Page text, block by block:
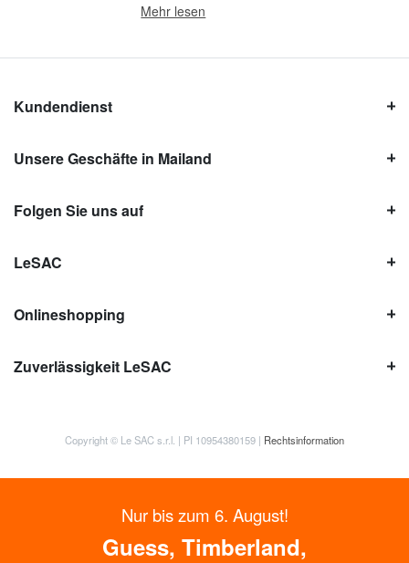
Mehr lesen
Kundendienst
Unsere Geschäfte in Mailand
Folgen Sie uns auf
LeSAC
Onlineshopping
Zuverlässigkeit LeSAC
Copyright © Le SAC s.r.l. | PI 10954380159 | Rechtsinformation
Nur bis zum 6. August!
Guess, Timberland,